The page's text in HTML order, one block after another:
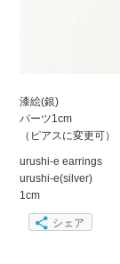
漆絵(銀)
パーツ1cm
（ピアスに変更可）
urushi-e earrings
urushi-e(silver)
1cm
シェア